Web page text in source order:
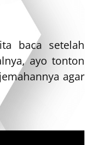
baca setelah
ayo tonton
agar